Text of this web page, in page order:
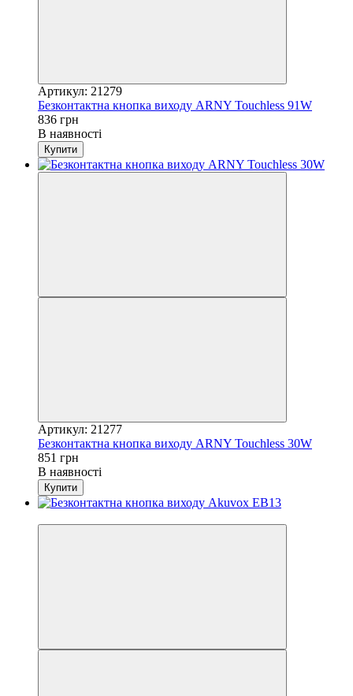
Артикул: 21279
Безконтактна кнопка виходу ARNY Touchless 91W
836 грн
В наявності
Купити
Артикул: 21277
Безконтактна кнопка виходу ARNY Touchless 30W
851 грн
В наявності
Купити